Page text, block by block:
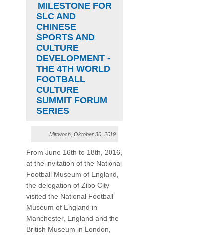
MILESTONE FOR
SLC AND
CHINESE
SPORTS AND
CULTURE
DEVELOPMENT -
THE 4TH WORLD
FOOTBALL
CULTURE
SUMMIT FORUM
SERIES
Mittwoch, Oktober 30, 2019
From June 16th to 18th, 2016,
at the invitation of the National
Football Museum of England,
the delegation of Zibo City
visited the National Football
Museum of England in
Manchester, England and the
British Museum in London,